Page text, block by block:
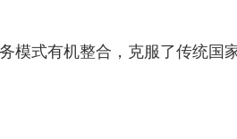
式有机整合，克服了传统国